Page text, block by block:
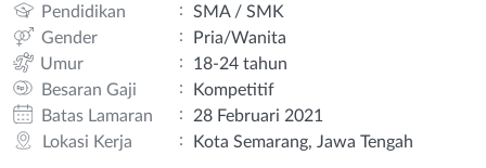
Pendidikan :
SMA / SMK
Gender
:
Pria/Wanita
Umur
:
18-24 tahun
Besaran Gaji
:
Kompetitif
Batas Lamaran
:
28 Februari 2021
Lokasi Kerja
: Kota Semarang, Jawa Tengah